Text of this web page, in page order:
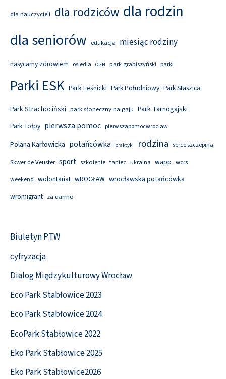
dla nauczycieli dla rodziców dla rodzin
dla seniorów edukacja miesiąc rodziny
nasycamy zdrowiem osiedla OzN park grabiszyński parki
Parki ESK Park Leśnicki Park Południowy Park Staszica
Park Strachociński park słoneczny na gaju Park Tarnogajski
Park Tołpy pierwsza pomoc pierwszapomocwroclaw
Polana Karłowicka potańcówka praktyki rodzina serce szczepina
Skwer de Veuster sport szkolenie taniec ukraina wapp wcrs
weekend wolontariat wROCŁAW wrocławska potańcówka
wromigrant za darmo
Biuletyn PTW
cyfryzacja
Dialog Międzykulturowy Wrocław
Eco Park Stabłowice 2023
Eco Park Stabłowice 2024
EcoPark Stabłowice 2022
Eko Park Stabłowice 2025
Eko Park Stabłowice2026